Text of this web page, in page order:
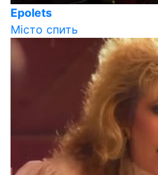
Epolets
Місто спить